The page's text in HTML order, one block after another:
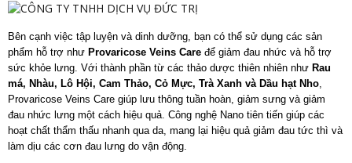
Bên cạnh việc tập luyện và dinh dưỡng, bạn có thể sử dụng các sản
phẩm hỗ trợ như Provaricose Veins Care để giảm đau nhức và hỗ trợ
sức khỏe lưng. Với thành phần từ các thảo dược thiên nhiên như Rau
má, Nhàu, Lô Hội, Cam Thảo, Cỏ Mực, Trà Xanh và Dầu hạt Nho,
Provaricose Veins Care giúp lưu thông tuần hoàn, giảm sưng và giảm
đau nhức lưng một cách hiệu quả. Công nghệ Nano tiên tiến giúp các
hoạt chất thẩm thấu nhanh qua da, mang lại hiệu quả giảm đau tức thì và
làm dịu các cơn đau lưng do vận động.